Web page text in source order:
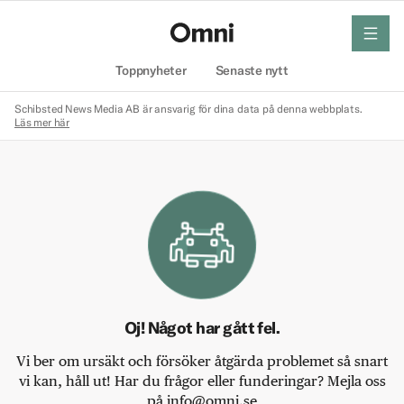
Toppnyheter Senaste nytt
meny
Schibsted News Media AB är ansvarig för dina data på denna webbplats.
Läs mer här
Oj! Något har gått fel.
Vi ber om ursäkt och försöker åtgärda problemet så snart
vi kan, håll ut! Har du frågor eller funderingar? Mejla oss